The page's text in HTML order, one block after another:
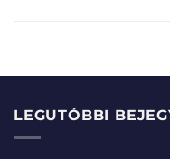
LEGUTÓBBI